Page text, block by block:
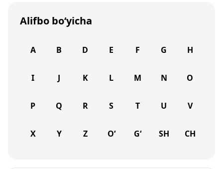
Alifbo bo‘yicha
A B D E F G H
I J K L M N O
P Q R S T U V
X Y Z O‘ G‘ SH CH